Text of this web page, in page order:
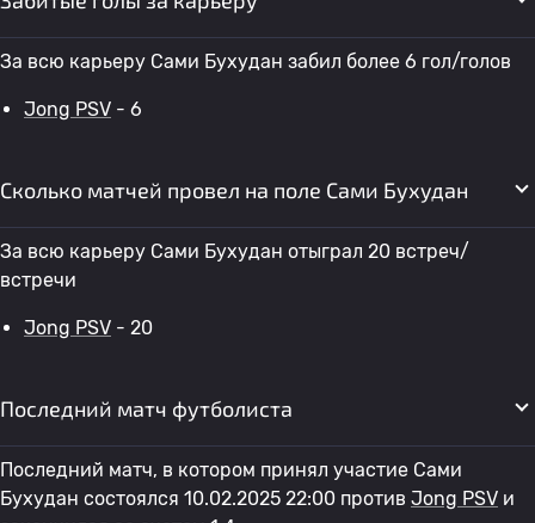
За всю карьеру Сами Бухудан забил более 6 гол/голов
Jong PSV - 6
Сколько матчей провел на поле Сами Бухудан
За всю карьеру Сами Бухудан отыграл 20 встреч/
встречи
Jong PSV - 20
Последний матч футболиста
Последний матч, в котором принял участие Сами
Бухудан состоялся 10.02.2025 22:00 против Jong PSV и